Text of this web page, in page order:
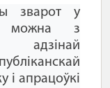
зварот у
можна з
адзінай
і апрацоўкі